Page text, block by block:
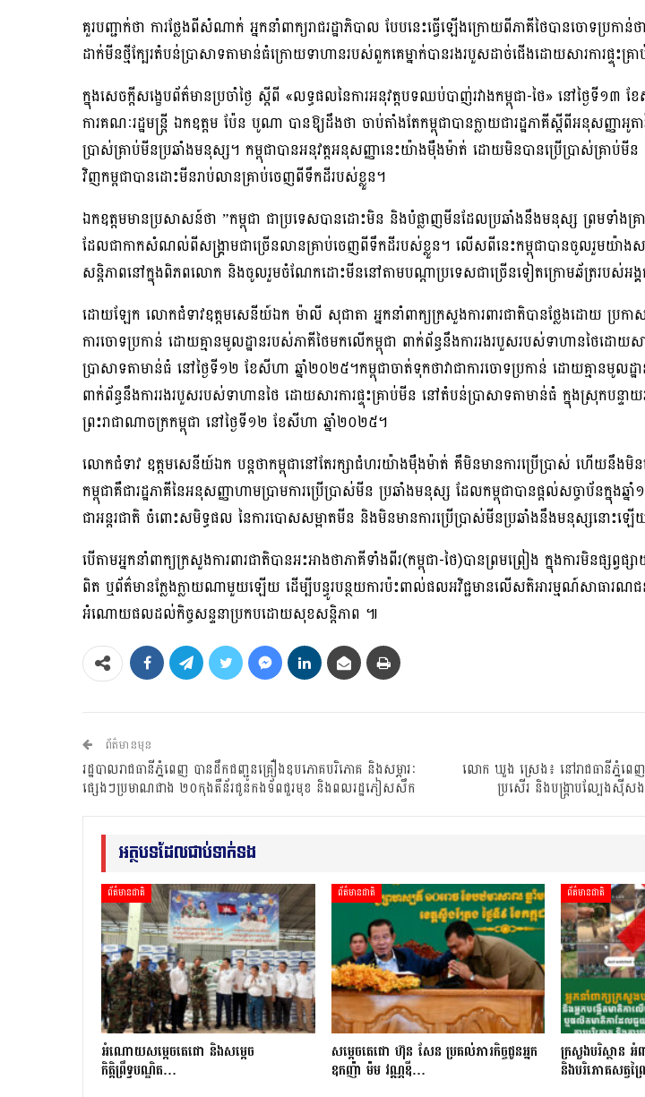
គួរបញ្ជាក់ថា ការថ្លែងពីសំណាក់ អ្នកនាំពាក្យរាជរដ្ឋាភិបាល បែបនេះធ្វើឡើងក្រោយពីភាគីថៃបានចោទប្រកាន់ថ
ដាក់មីនថ្មីក្បែរតំបន់ប្រាសាទតាមាន់ធំក្រោយទាហានរបស់ពួកគេម្នាក់បានរងរបួសដាច់ជើងដោយសារការផ្ទុះគ្
ក្នុងសេចក្តីសង្ខេបព័ត៌មានប្រចាំថ្ងៃ ស្តីពី «លទ្ធផលនៃការអនុវត្តបទឈប់បាញ់រវាងកម្ពុជា-ថៃ» នៅថ្ងៃទី១៣
ការគណៈរដ្ឋមន្ត្រី ឯកឧត្តម ប៉ែន បូណា បានឱ្យដឹងថា ចាប់តាំងតែកម្ពុជាបានក្លាយជារដ្ឋភាគីស្តីពីអនុសញ្ញាអូតា
ប្រាស់គ្រាប់មីនប្រឆាំងមនុស្ស។ កម្ពុជាបានអនុវត្តអនុសញ្ញានេះយ៉ាងម៉ឺងម៉ាត់ ដោយមិនបានប្រើប្រាស់គ្រា
វិញកម្ពជាបានដោះមីនរាប់លានគ្រាប់ចេញពីទឹកដីរបស់ខ្លួន។
ឯកឧត្តមមានប្រសាសន៍ថា ”កម្ពុជា ជាប្រទេសបានដោះមិន និងបំផ្លាញមីនដែលប្រឆាំងនឹងមនុស្ស ព្រមទាំងគ្រ
ដែលជាកាកសំណល់ពីសង្រ្គាមជាច្រើនលានគ្រាប់ចេញពីទឹកដីរបស់ខ្លួន។ លើសពីនេះកម្ពុជាបានចូលរួមយ៉ាងសកម្
សន្តិភាពនៅក្នុងពិភពលោក និងចូលរួមចំណែកដោះមីននៅតាមបណ្តាប្រទេសជាច្រើនទៀតក្រោមឆ័ត្ររបស់អង្
ដោយឡែក លោកជំទាវឧត្តមសេនីយ៍ឯក ម៉ាលី សុជាតា អ្នកនាំពាក្យក្រសួងការពារជាតិបានថ្លែងដោយ ប្រក
ការចោទប្រកាន់ ដោយគ្មានមូលដ្ឋានរបស់ភាគីថៃមកលើកម្ពុជា ពាក់ព័ន្ធនឹងការរងរបួសរបស់ទាហានថៃដោយស
ប្រាសាទតាមាន់ធំ នៅថ្ងៃទី១២ ខែសីហា ឆ្នាំ២០២៥។កម្ពុជាចាត់ទុកថាវាជាការចោទប្រកាន់ ដោយគ្មានមូល
ពាក់ព័ន្ធនឹងការរងរបួសរបស់ទាហានថៃ ដោយសារការផ្ទុះគ្រាប់មីន នៅតំបន់ប្រាសាទតាមាន់ធំ ក្នុងស្រុកបន្ទា
ព្រះរាជាណាចក្រកម្ពុជា នៅថ្ងៃទី១២ ខែសីហា ឆ្នាំ២០២៥។
លោកជំទាវ ឧត្តមសេនីយ៍ឯក បន្ដថាកម្ពុជានៅតែរក្សាជំហរយ៉ាងម៉ឺងម៉ាត់ គឺមិនមានការប្រើប្រាស់ ហើយនឹងមិន
កម្ពុជាគឺជារដ្ឋភាគីនៃអនុសញ្ញាហាមប្រាមការប្រើប្រាស់មីន ប្រឆាំងមនុស្ស ដែលកម្ពុជាបានផ្តល់សច្ចាប័នក្នុង
ជាអន្តរជាតិ ចំពោះសមិទ្ធផល នៃការបោសសម្អាតមីន និងមិនមានការប្រើប្រាស់មីនប្រឆាំងនឹងមនុស្សនោះឡ
បើតាមអ្នកនាំពាក្យក្រសួងការពារជាតិបានអះអាងថាភាគីទាំងពីរ(កម្ពុជា-ថៃ)បានព្រមព្រៀង ក្នុងការមិនផ្សព្
ពិត ឬព័ត៌មានក្លែងក្លាយណាមួយឡើយ ដើម្បីបន្ធូរបន្ថយការប៉ះពាល់ផលអវិជ្ជមានលើសតិអារម្មណ៍សាធារណ
អំណោយផលដល់កិច្ចសន្ទនាប្រកបដោយសុខសន្តិភាព ៕
ព័ត៌មានមុន
រដ្ឋបាលរាជធានីភ្នំពេញ បានដឹកជញ្ជូនគ្រឿងឧបភោគបរិភោគ និងសម្ភារៈ
ផ្សេងៗប្រមាណជាង ២០កុងតឺន័រជូនកងទ័ពជួរមុខ និងពលរដ្ឋភៀសសឹក
លោក ឃួង ស្រេង៖ នៅរាជធានីភ្នំពេញ
ប្រសើរ និងបង្ក្រាបល្បែងស៊ីស
អត្ថបទដែលជាប់ទាក់ទង
ព័ត៌មានជាតិ
អំណោយសម្តេចតេជោ និងសម្តេច
កិត្តិព្រឹទ្ធបណ្ឌិត…
ព័ត៌មានជាតិ
សម្តេចតេជោ ហ៊ុន សែន ប្រគល់ភារកិច្ចជូនអ្នក
ឧកញ៉ា ម៉ម វណ្ណឌី…
ព័ត៌មានជាតិ
ក្រសួងបរិស្ថាន អំព
និងបរិភោគសត្វព្